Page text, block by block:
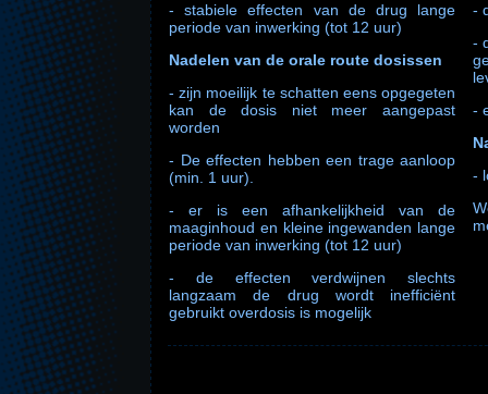
- stabiele effecten van de drug lange
periode van inwerking (tot 12 uur)
Nadelen van de orale route dosissen
- zijn moeilijk te schatten eens opgegeten
kan de dosis niet meer aangepast
worden
- De effecten hebben een trage aanloop
(min. 1 uur).
- er is een afhankelijkheid van de
maaginhoud en kleine ingewanden lange
periode van inwerking (tot 12 uur)
- de effecten verdwijnen slechts
langzaam de drug wordt inefficiënt
gebruikt overdosis is mogelijk
-
-
-
-